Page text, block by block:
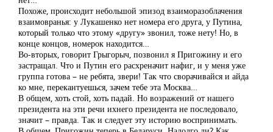
Похоже, происходит небольшой эпизод взаиморазоблачения
взаимовранья: у Лукашенко нет номера его друга, у Путина,
который только что этому «другу» звонил, тоже нету! Но, в
конце концов, номерок находится…
Во-вторых, говорит Грыгорыч, позвонил я Пригожину и его
застращал. Что и Путин его расхреначит нафиг, и у меня уже
группа готова – не ребята, звери! Так что сворачивайся и айда
ко мне, перекантуешься, зачем тебе эта Москва…
В общем, хоть стой, хоть падай. Но возражений от нашего
президента на эти речи ихнего президента не последовало,
значит – правда. Так и следует эту историю воспринимать.